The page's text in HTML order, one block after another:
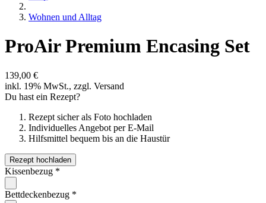
Wohnen und Alltag
ProAir Premium Encasing Set
139,00 €
inkl. 19% MwSt., zzgl. Versand
Du hast ein Rezept?
Rezept sicher als Foto hochladen
Individuelles Angebot per E-Mail
Hilfsmittel bequem bis an die Haustür
Rezept hochladen
Kissenbezug *
Bettdeckenbezug *